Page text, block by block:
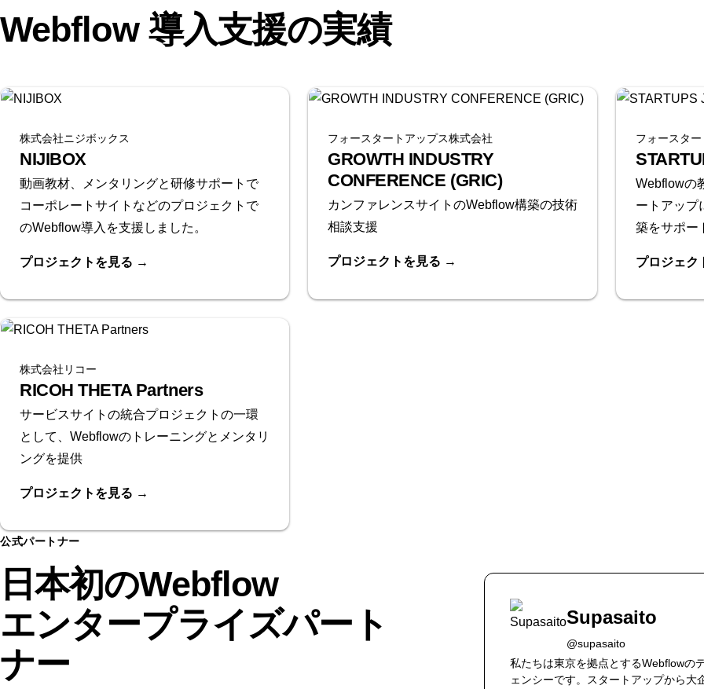
Webflow 導入支援の実績
株式会社ニジボックス
NIJIBOX
動画教材、メンタリングと研修サポートで
コーポレートサイトなどのプロジェクトで
のWebflow導入を支援しました。
プロジェクトを見る →
フォースタートアップス株式会社
GROWTH INDUSTRY
CONFERENCE (GRIC)
カンファレンスサイトのWebflow構築の技術
相談支援
プロジェクトを見る →
フォースタ
Webflowの
ートアップ
築をサポー
プロジェク
株式会社リコー
RICOH THETA Partners
サービスサイトの統合プロジェクトの一環
として、Webflowのトレーニングとメンタリ
ングを提供
プロジェクトを見る →
公式パートナー
日本初のWebflow
エンタープライズパート
ナー
Supasaito
@supasaito
私たちは東京を拠点とするWebflowの
ェンシーです。スタートアップから大